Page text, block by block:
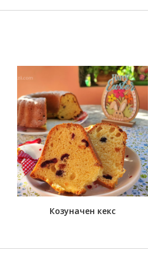
Козуначен кекс